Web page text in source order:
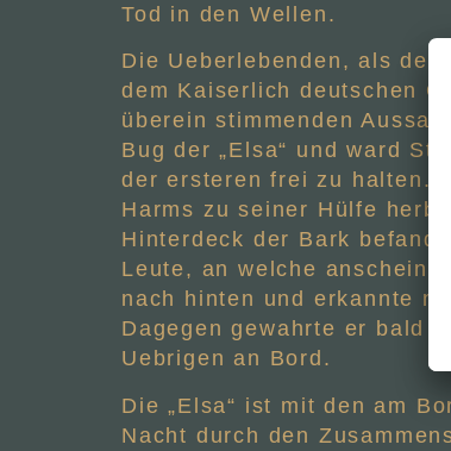
Tod in den Wellen.
Die Ueberlebenden, als der
dem Kaiserlich deutschen
überein stimmenden
Bug der „Elsa“ und ward
der ersteren frei zu halten.
Harms zu seiner Hülfe
Hinterdeck der Bark
Leute, an welche
nach hinten und erkannte
Dagegen gewahrte er bald
Uebrigen an Bord.
Die „Elsa“ ist mit den am
Nacht durch den